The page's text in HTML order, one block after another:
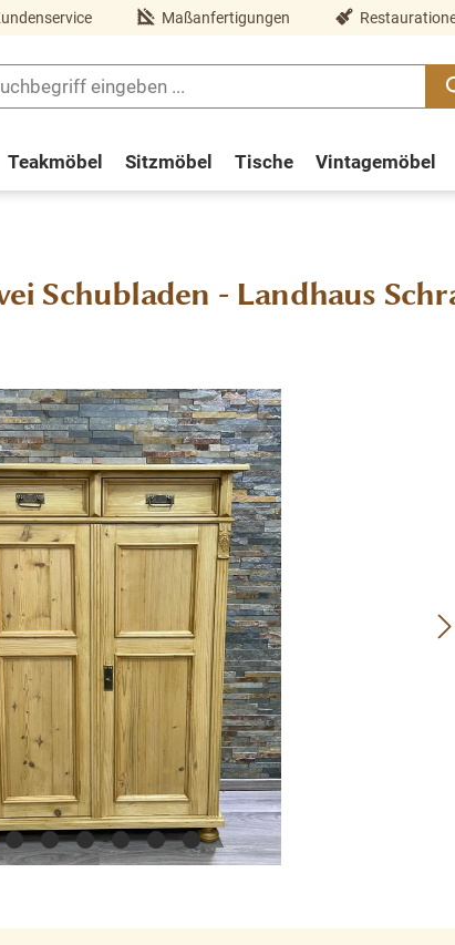
Maßanfertigungen
Teakmöbel Sitzmöbel Tische Vintagemöbel
Schubladen - Landhaus